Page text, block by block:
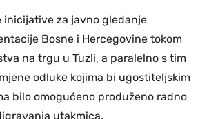
inicijative za javno gledanje
Bosne i Hercegovine tokom
na trgu u Tuzli, a paralelno s tim
odluke kojima bi ugostiteljskim
bilo omogućeno produženo radno
utakmica.